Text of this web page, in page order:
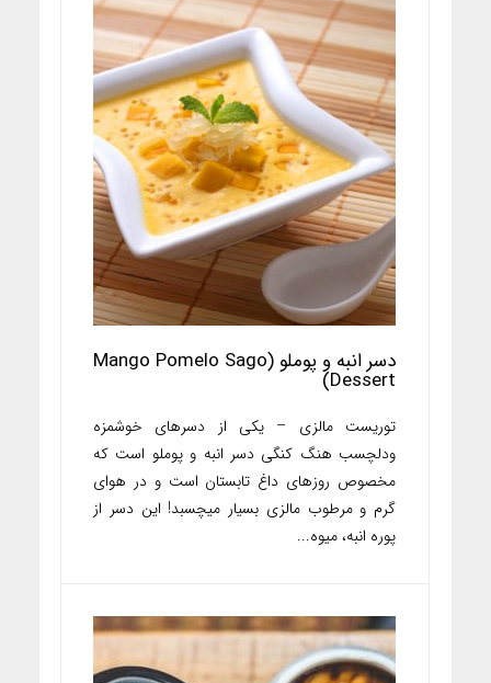
دسر انبه و پوملو (Mango Pomelo Sago
Dessert)
توریست مالزی – یکی از دسرهای خوشمزه
ودلچسب هنگ کنگی دسر انبه و پوملو است که
مخصوص روزهای داغ تابستان است و در هوای
گرم و مرطوب مالزی بسیار میچسبد! این دسر از
پوره انبه، میوه...